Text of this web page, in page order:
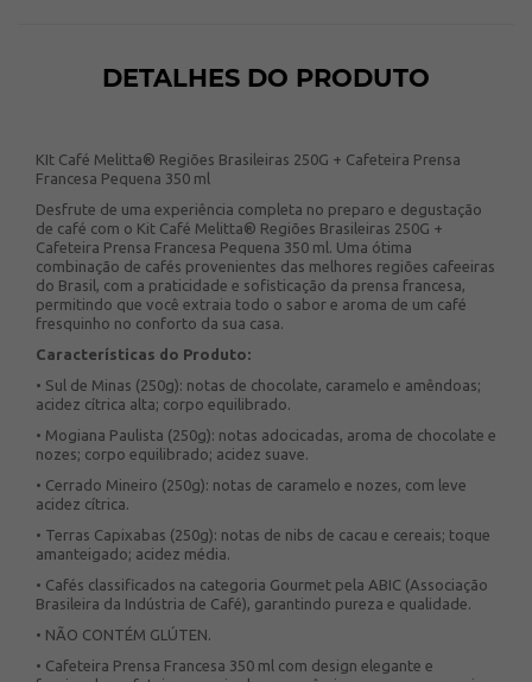
DETALHES DO PRODUTO
KIt Café Melitta® Regiões Brasileiras 250G + Cafeteira Prensa
Francesa Pequena 350 ml
Desfrute de uma experiência completa no preparo e degustação
de café com o Kit Café Melitta® Regiões Brasileiras 250G +
Cafeteira Prensa Francesa Pequena 350 ml. Uma ótima
combinação de cafés provenientes das melhores regiões cafeeiras
do Brasil, com a praticidade e sofisticação da prensa francesa,
permitindo que você extraia todo o sabor e aroma de um café
fresquinho no conforto da sua casa.
Características do Produto:
• Sul de Minas (250g): notas de chocolate, caramelo e amêndoas;
acidez cítrica alta; corpo equilibrado.
• Mogiana Paulista (250g): notas adocicadas, aroma de chocolate e
nozes; corpo equilibrado; acidez suave.
• Cerrado Mineiro (250g): notas de caramelo e nozes, com leve
acidez cítrica.
• Terras Capixabas (250g): notas de nibs de cacau e cereais; toque
amanteigado; acidez média.
• Cafés classificados na categoria Gourmet pela ABIC (Associação
Brasileira da Indústria de Café), garantindo pureza e qualidade.
• NÃO CONTÉM GLÚTEN.
• Cafeteira Prensa Francesa 350 ml com design elegante e